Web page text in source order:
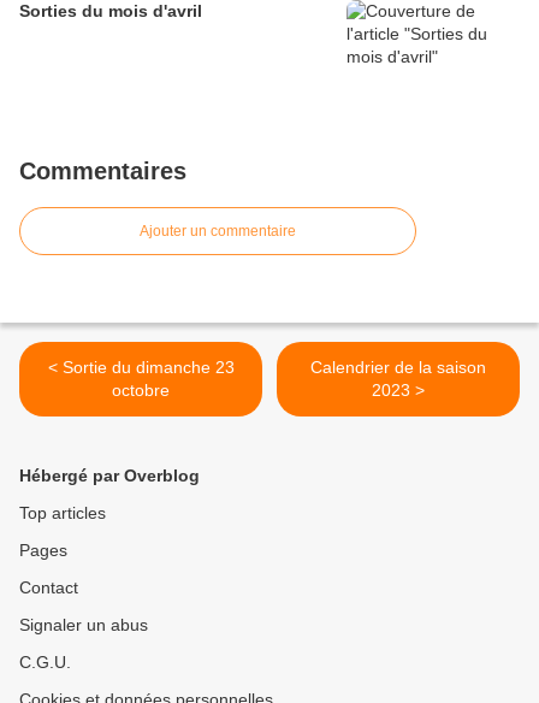
Sorties du mois d'avril
Commentaires
Ajouter un commentaire
< Sortie du dimanche 23
octobre
Calendrier de la saison
2023 >
Hébergé par Overblog
Top articles
Pages
Contact
Signaler un abus
C.G.U.